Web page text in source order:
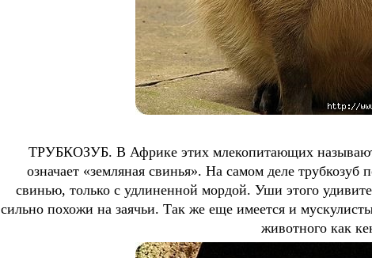
ТРУБКОЗУБ. В Африке этих млекопитающих называют
означает «земляная свинья». На самом деле
свинью, только с удлиненной мордой. Уши этого
сильно похожи на заячьи. Так же еще имеется и
животного как